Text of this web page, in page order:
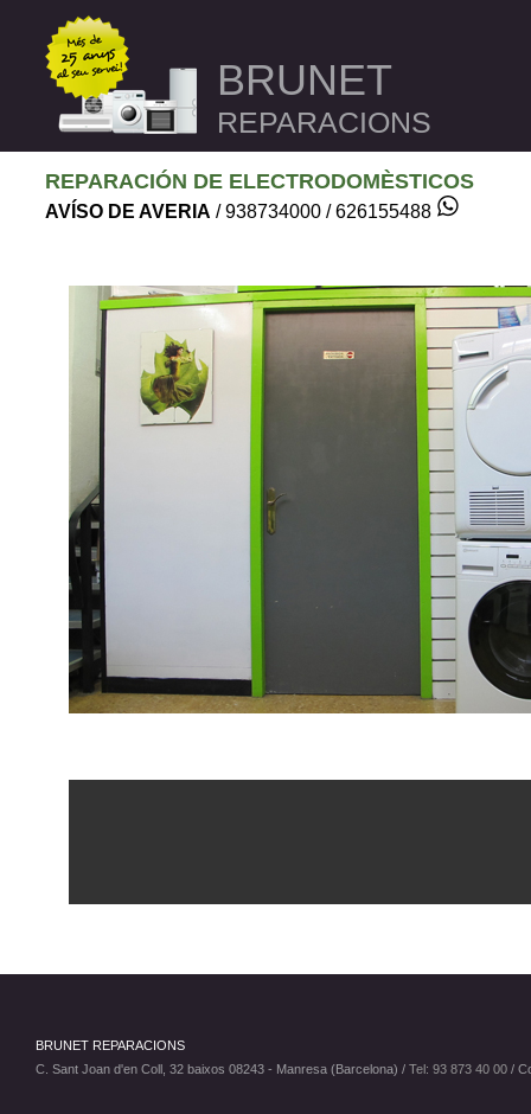
BRUNET
REPARACIONS
REPARACIÓN DE ELECTRODOMÈSTICOS
AVÍSO DE AVERIA / 938734000 / 626155488
BRUNET REPARACIONS
C. Sant Joan d'en Coll, 32 baixos 08243 - Manresa (Barcelona) / Tel: 93 873 40 00 /